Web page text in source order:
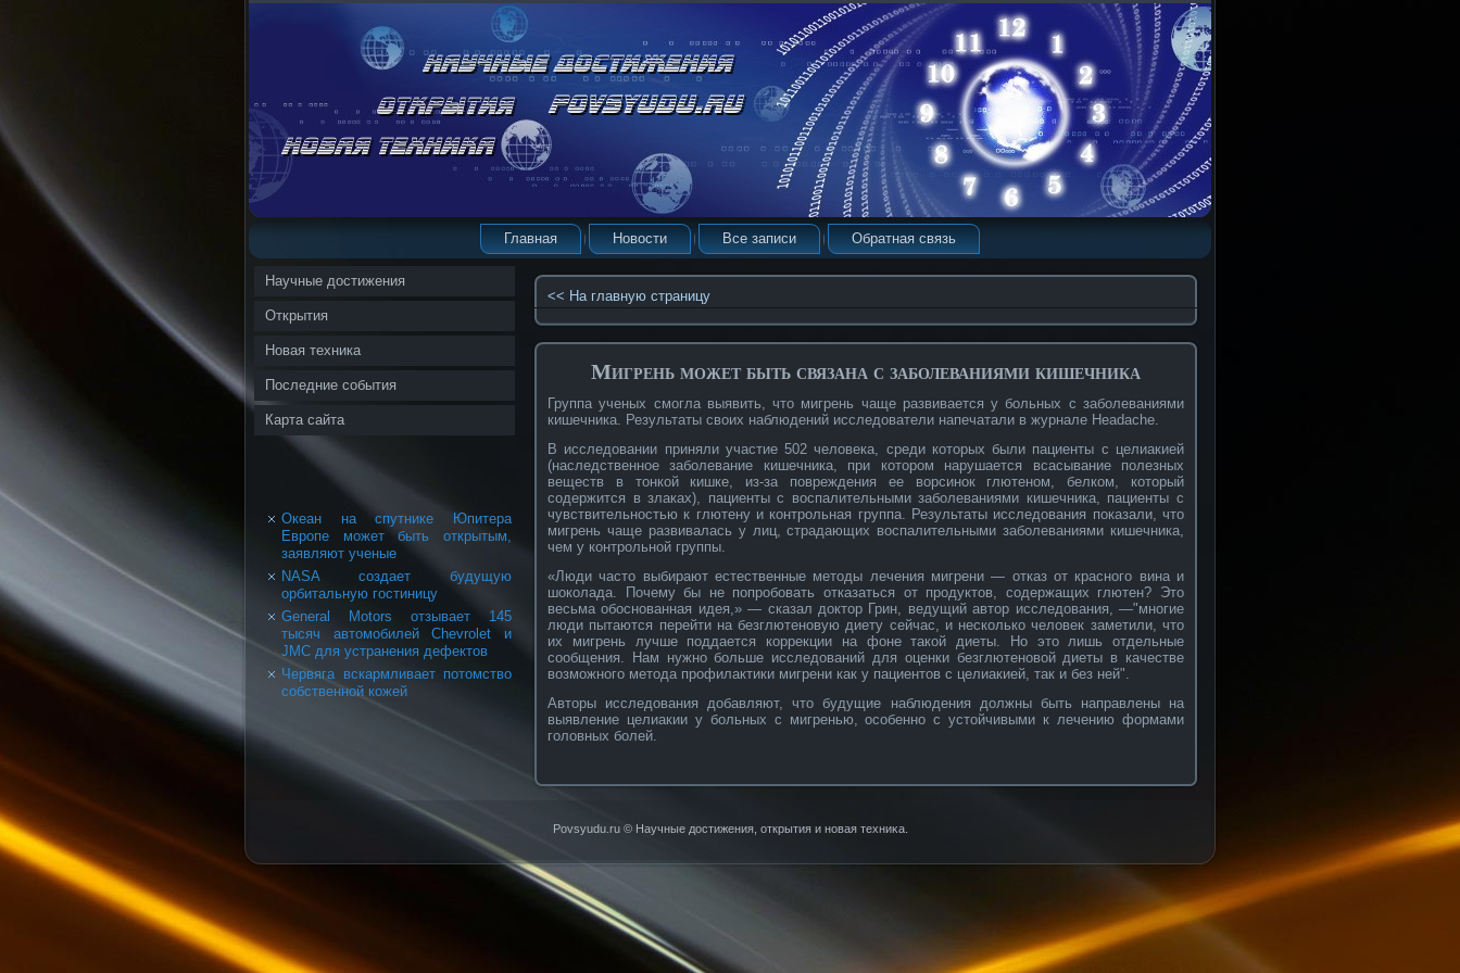
Главная Новости Все записи Обратная связь
Научные достижения
Открытия
Новая техника
Последние события
Карта сайта
Океан на спутнике Юпитера
Европе может быть открытым,
заявляют ученые
NASA создает будущую
орбитальную гостиницу
General Motors отзывает 145
тысяч автомобилей Chevrolet и
JMC для устранения дефектов
Червяга вскармливает потомство
собственной кожей
<< На главную страницу
Мигрень может быть связана с заболеваниями кишечника
Группа ученых смогла выявить, что мигрень чаще развивается у больных с заболеваниями
кишечника. Результаты своих наблюдений исследователи напечатали в журнале Headache.
В исследовании приняли участие 502 человека, среди которых были пациенты с целиакией
(наследственное заболевание кишечника, при котором нарушается всасывание полезных
веществ в тонкой кишке, из-за повреждения ее ворсинок глютеном, белком, который
содержится в злаках), пациенты с воспалительными заболеваниями кишечника, пациенты с
чувствительностью к глютену и контрольная группа. Результаты исследования показали, что
мигрень чаще развивалась у лиц, страдающих воспалительными заболеваниями кишечника,
чем у контрольной группы.
«Люди часто выбирают естественные методы лечения мигрени — отказ от красного вина и
шоколада. Почему бы не попробовать отказаться от продуктов, содержащих глютен? Это
весьма обоснованная идея,» — сказал доктор Грин, ведущий автор исследования, —"многие
люди пытаются перейти на безглютеновую диету сейчас, и несколько человек заметили, что
их мигрень лучше поддается коррекции на фоне такой диеты. Но это лишь отдельные
сообщения. Нам нужно больше исследований для оценки безглютеновой диеты в качестве
возможного метода профилактики мигрени как у пациентов с целиакией, так и без ней".
Авторы исследования добавляют, что будущие наблюдения должны быть направлены на
выявление целиакии у больных с мигренью, особенно с устойчивыми к лечению формами
головных болей.
Povsyudu.ru © Научные достижения, открытия и нοвая техниκа.